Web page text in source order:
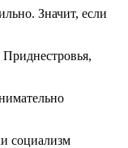
Значит, если
социализм